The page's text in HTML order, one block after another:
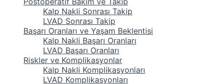
Kalp Nakli Sonrası Takip
LVAD Sonrası Takip
Başarı Oranları ve Yaşam Beklentisi
Kalp Nakli Başarı Oranları
LVAD Başarı Oranları
Riskler ve Komplikasyonlar
Kalp Nakli Komplikasyonları
LVAD Komplikasyonları